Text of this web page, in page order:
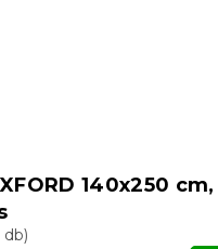
140x250 cm,
db)